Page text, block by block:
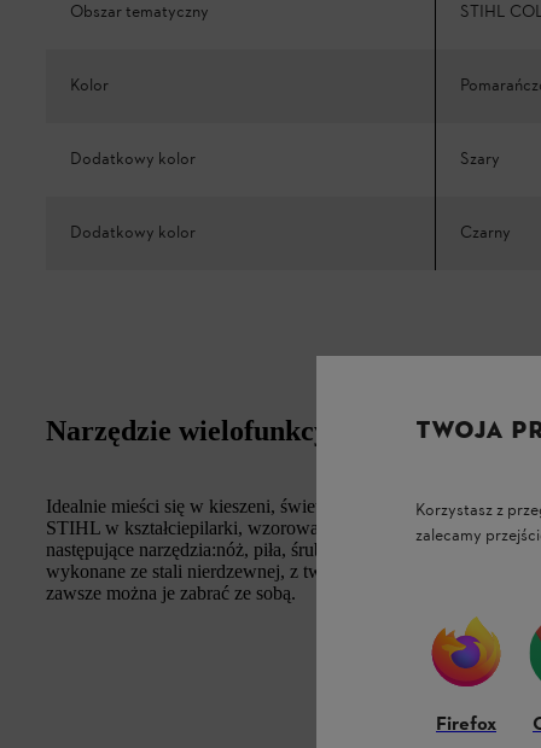
Obszar tematyczny STIHL
Kolor
Dodatkowy kolor Szary
Dodatkowy kolor Czarny
Narzędzie wielofunkcyjne "Pilarka"
Idealnie mieści się w kieszeni, świetnie sprawdza się
STIHL w kształciepilarki, wzorowany na modelu MS 500i. W
następujące narzędzia:nóż, piła, śrubokręt płaski, krzyżak,
wykonane ze stali nierdzewnej, z tworzywa ABS. Dzięki
zawsze można je zabrać ze sobą.
TWOJA
Korzystasz z
zalecamy
Firefox